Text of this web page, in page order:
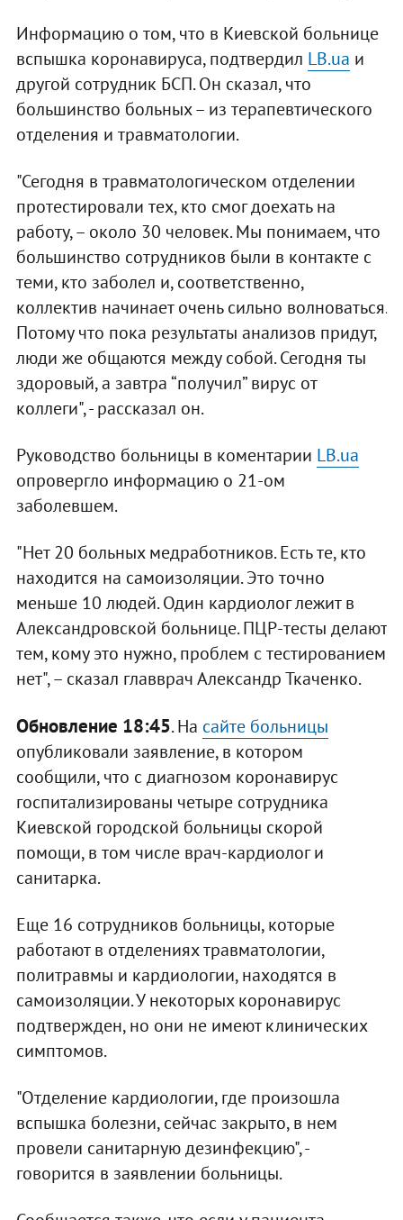
Информацию о том, что в Киевской больнице
вспышка коронавируса, подтвердил LB.ua и
другой сотрудник БСП. Он сказал, что
большинство больных – из терапевтического
отделения и травматологии.
"Сегодня в травматологическом отделении
протестировали тех, кто смог доехать на
работу, – около 30 человек. Мы понимаем, что
большинство сотрудников были в контакте с
теми, кто заболел и, соответственно,
коллектив начинает очень сильно волноваться.
Потому что пока результаты анализов придут,
люди же общаются между собой. Сегодня ты
здоровый, а завтра “получил” вирус от
коллеги", - рассказал он.
Руководство больницы в коментарии LB.ua
опровергло информацию о 21-ом
заболевшем.
"Нет 20 больных медработников. Есть те, кто
находится на самоизоляции. Это точно
меньше 10 людей. Один кардиолог лежит в
Александровской больнице. ПЦР-тесты делают
тем, кому это нужно, проблем с тестированием
нет", – сказал главврач Александр Ткаченко.
Обновление 18:45. На сайте больницы
опубликовали заявление, в котором
сообщили, что с диагнозом коронавирус
госпитализированы четыре сотрудника
Киевской городской больницы скорой
помощи, в том числе врач-кардиолог и
санитарка.
Еще 16 сотрудников больницы, которые
работают в отделениях травматологии,
политравмы и кардиологии, находятся в
самоизоляции. У некоторых коронавирус
подтвержден, но они не имеют клинических
симптомов.
"Отделение кардиологии, где произошла
вспышка болезни, сейчас закрыто, в нем
провели санитарную дезинфекцию", -
говорится в заявлении больницы.